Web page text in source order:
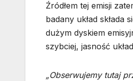
Źródłem tej emisji
badany układ
dużym dyskiem
szybciej, jasność
„Obserwujemy tutaj